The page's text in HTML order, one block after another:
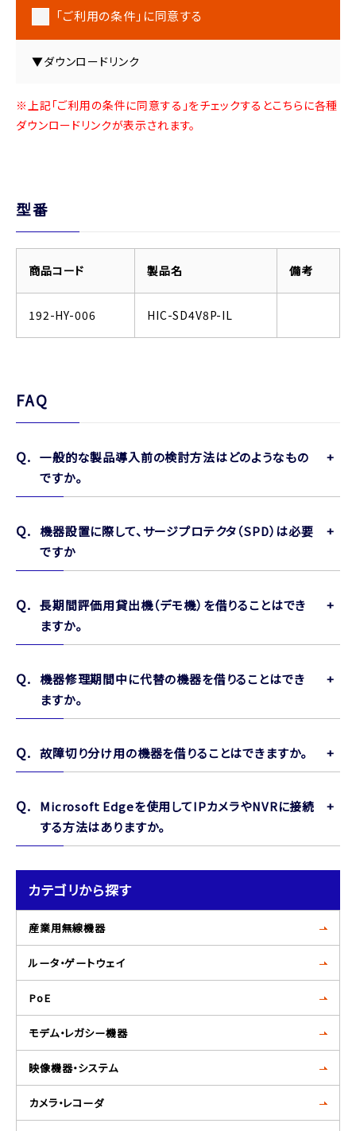
カテゴリから探す
産業用無線機器
ルータ・ゲートウェイ
PoE
モデム・レガシー機器
映像機器・システム
カメラ・レコーダ
「ご利用の条件」に同意する
▼ダウンロードリンク
※上記「ご利用の条件に同意する」をチェックするとこちらに各種
ダウンロードリンクが表示されます。
型番
商品コード 製品名 備考
192-HY-006 HIC-SD4V8P-IL
FAQ
一般的な製品導入前の検討方法はどのようなもの
ですか。
機器設置に際して、サージプロテクタ（SPD）は必要
ですか
長期間評価用貸出機（デモ機）を借りることはでき
ますか。
機器修理期間中に代替の機器を借りることはでき
ますか。
故障切り分け用の機器を借りることはできますか。
Microsoft Edgeを使用してIPカメラやNVRに接続
する方法はありますか。